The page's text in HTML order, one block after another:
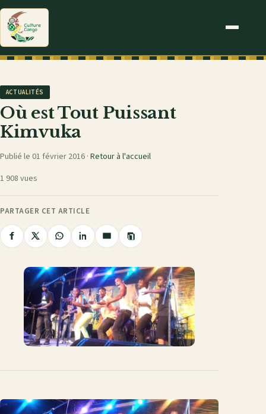
ACTUALITÉS
Où est Tout Puissant
Kimvuka
Publié le 01 février 2016 · Retour à l'accueil
1 908 vues
PARTAGER CET ARTICLE
Partager
Facebook
Partager
X
Partager
WhatsApp
Partager
LinkedIn
Partager
e-
mail
Copier
le